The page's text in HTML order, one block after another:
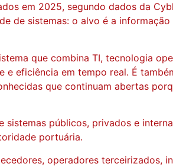
em 2025, segundo dados da
de sistemas: o alvo é a informação
que combina TI, tecnologia
eficiência em tempo real. É
que continuam abertas
públicos, privados e
portuária.
operadores terceirizados,